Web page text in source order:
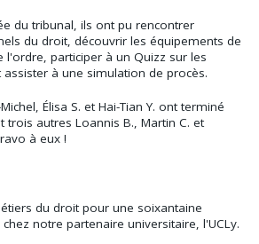
du tribunal, ils ont pu rencontrer
du droit, découvrir les équipements de
l'ordre, participer à un Quizz sur les
à une simulation de procès.
Élisa S. et Hai-Tian Y. ont terminé
trois autres Loannis B., Martin C. et
à eux !
du droit pour une soixantaine
notre partenaire universitaire, l'UCLy.